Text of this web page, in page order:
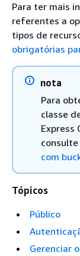
Para ter mais
referentes a
tipos de
obrigatórias
nota
Para
classe
Express
consulte
com
Tópicos
Público
Gerenciar